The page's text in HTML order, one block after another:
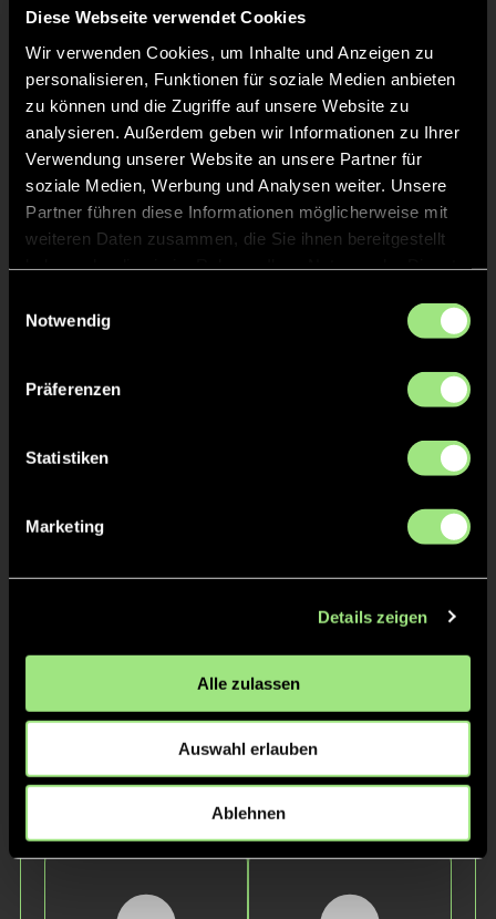
Diese Webseite verwendet Cookies
Wir verwenden Cookies, um Inhalte und Anzeigen zu
personalisieren, Funktionen für soziale Medien anbieten
zu können und die Zugriffe auf unsere Website zu
analysieren. Außerdem geben wir Informationen zu Ihrer
Verwendung unserer Website an unsere Partner für
soziale Medien, Werbung und Analysen weiter. Unsere
Partner führen diese Informationen möglicherweise mit
weiteren Daten zusammen, die Sie ihnen bereitgestellt
Notwendig
Präferenzen
Statistiken
Marketing
Details zeigen
Alle zulassen
Auswahl erlauben
Ablehnen
Moritz
Luis
Maxim
Franz
Staff